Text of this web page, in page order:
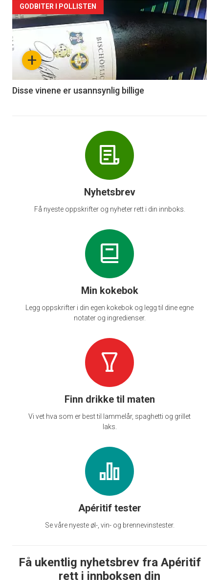
Forsiden
akkurat
nå
6
+
GODBITER I POLLISTEN
Disse vinene er usannsynlig billige
Nyhetsbrev
Få nyeste oppskrifter og nyheter rett i din innboks.
Min kokebok
Legg oppskrifter i din egen kokebok og legg til dine egne
notater og ingredienser.
Finn drikke til maten
Vi vet hva som er best til lammelår, spaghetti og grillet
laks.
Apéritif tester
Se våre nyeste øl-, vin- og brennevinstester.
Få ukentlig nyhetsbrev fra Apéritif
rett i innboksen din